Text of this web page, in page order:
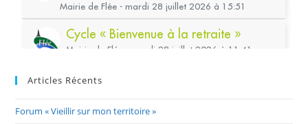
Articles Récents
Forum « Vieillir sur mon territoire »